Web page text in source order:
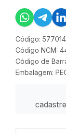
Código: 577014
Código NCM:
Código de
Embalagem: